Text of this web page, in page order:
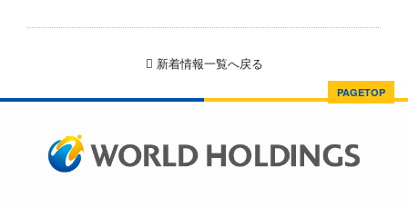
新着情報一覧へ戻る
PAGETOP